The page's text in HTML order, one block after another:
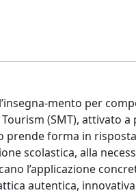
mento per
(SMT), attivato a
forma in
scolastica, alla
l’applicazione
autentica,